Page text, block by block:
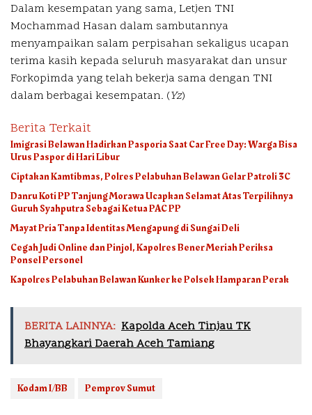
Dalam kesempatan yang sama, Letjen TNI
Mochammad Hasan dalam sambutannya
menyampaikan salam perpisahan sekaligus ucapan
terima kasih kepada seluruh masyarakat dan unsur
Forkopimda yang telah bekerja sama dengan TNI
dalam berbagai kesempatan. (Yz)
Berita Terkait
Imigrasi Belawan Hadirkan Pasporia Saat Car Free Day: Warga Bisa
Urus Paspor di Hari Libur
Ciptakan Kamtibmas, Polres Pelabuhan Belawan Gelar Patroli 3C
Danru Koti PP Tanjung Morawa Ucapkan Selamat Atas Terpilihnya
Guruh Syahputra Sebagai Ketua PAC PP
Mayat Pria Tanpa Identitas Mengapung di Sungai Deli
Cegah Judi Online dan Pinjol, Kapolres Bener Meriah Periksa
Ponsel Personel
Kapolres Pelabuhan Belawan Kunker ke Polsek Hamparan Perak
BERITA LAINNYA: Kapolda Aceh Tinjau TK
Bhayangkari Daerah Aceh Tamiang
Kodam I/BB Pemprov Sumut